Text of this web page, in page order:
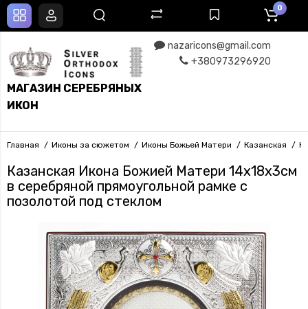
МАГАЗИН СЕРЕБРЯНЫХ
ИКОН
nazaricons@gmail.com
+380973296920
0
Главная Иконы за сюжетом Иконы Божьей Матери Казанская
Казанская Икона Божией Матери 14x18x3см
в серебряной прямоугольной рамке с
позолотой под стеклом